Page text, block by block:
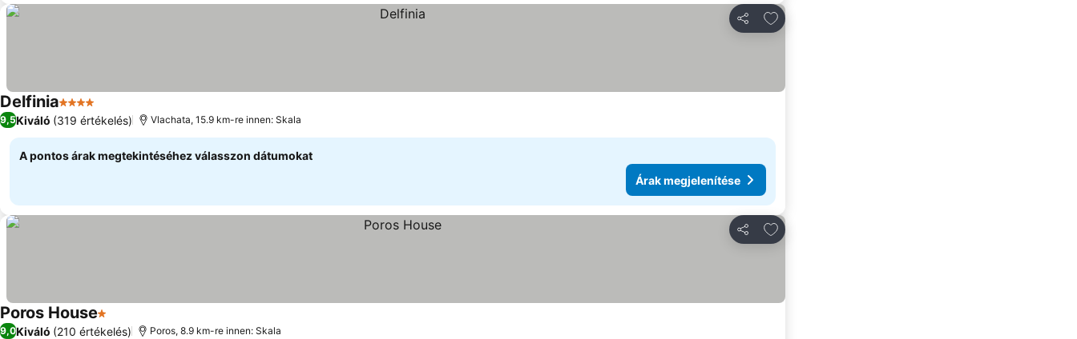
Megosztás
Hozzáadás a kedvencekhez
Delfinia4 Kategória
9,5Kiváló (319 értékelés) Vlachata, 15.9 km-re innen: Skala
A pontos árak megtekintéséhez válasszon dátumokat
Árak megjelenítése
Megosztás
Hozzáadás a kedvencekhez
Poros House1 Kategória
9,0Kiváló (210 értékelés) Poros, 8.9 km-re innen: Skala